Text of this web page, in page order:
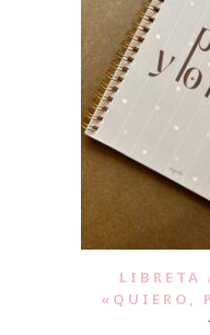
LIBRETA
«QUIERO,